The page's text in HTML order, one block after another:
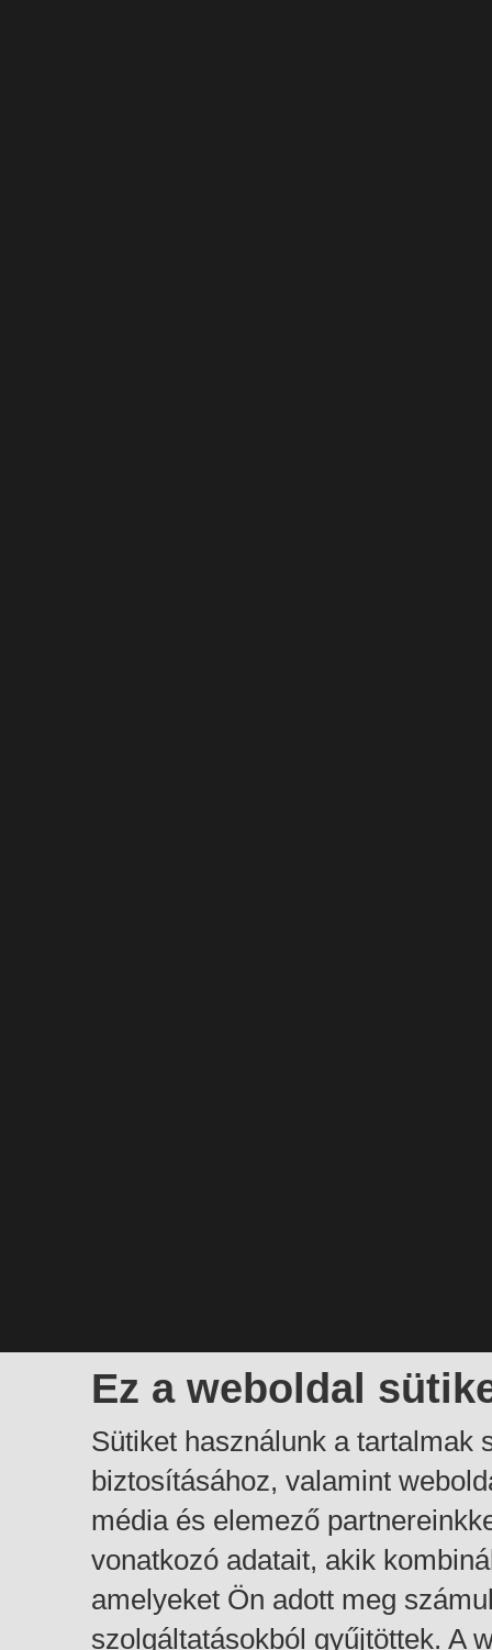
Ez a weboldal
Sütiket használunk a tartalmak
biztosításához, valamint
média és elemező
vonatkozó adatait, akik
amelyeket Ön adott meg
szolgáltatásokból gyűjtöttek. A